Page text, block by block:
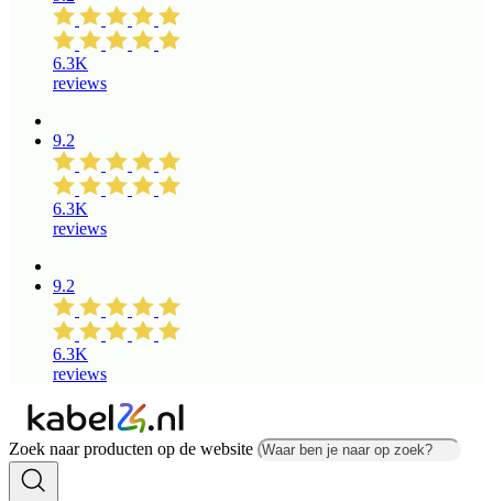
6.3K
reviews
9.2
6.3K
reviews
9.2
6.3K
reviews
Zoek naar producten op de website